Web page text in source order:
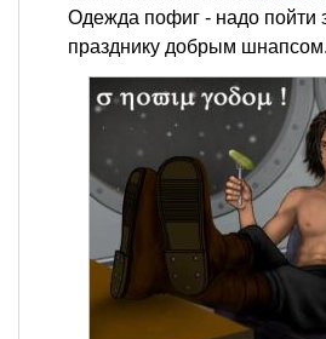
Одежда пофиг - надо пойти
празднику добрым шнапсом.